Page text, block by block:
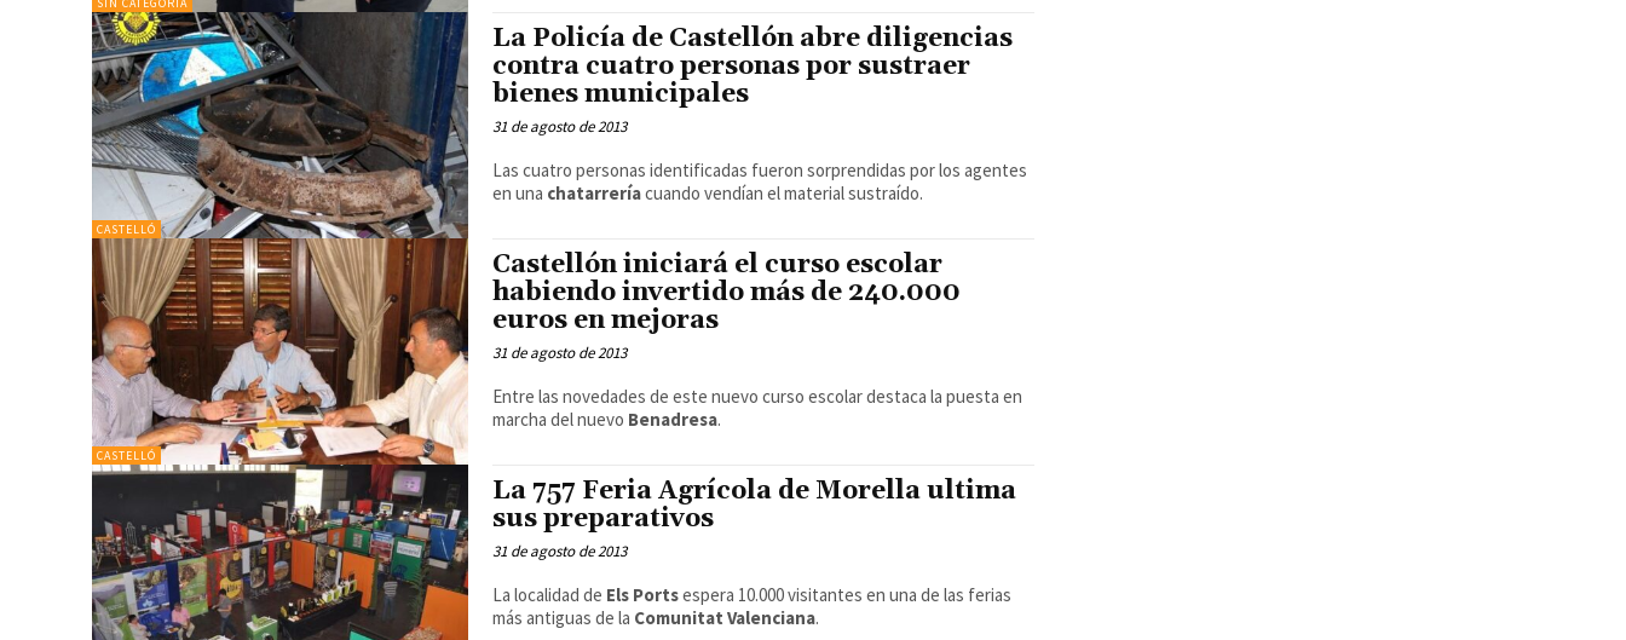
CASTELLÓ
La Policía de Castellón abre diligencias
contra cuatro personas por sustraer
bienes municipales
31 de agosto de 2013
Las cuatro personas identificadas fueron sorprendidas por los agentes
en una chatarreríacuando vendían el material sustraído.
CASTELLÓ
Castellón iniciará el curso escolar
habiendo invertido más de 240.000
euros en mejoras
31 de agosto de 2013
Entre las novedades de este nuevo curso escolar destaca la puesta en
marcha del nuevo Benadresa.
La 757 Feria Agrícola de Morella ultima
sus preparativos
31 de agosto de 2013
La localidad de Els Portsespera 10.000 visitantes en una de las ferias
más antiguas de la Comunitat Valenciana.